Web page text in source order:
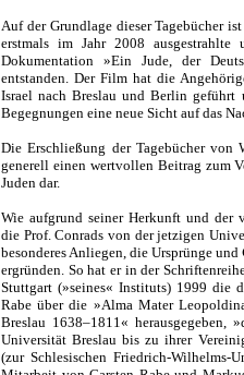
Auf der Grundlage dieser Tagebücher
erstmals im Jahr 2008 ausgestrahlte
Dokumentation »Ein Jude, der
entstanden. Der Film hat die
Israel nach Breslau und Berlin
Begegnungen eine neue Sicht auf das
Die Erschließung der Tagebücher
generell einen wertvollen Beitrag zum
Juden dar.
Wie aufgrund seiner Herkunft und der
die Prof. Conrads von der jetzigen
besonderes Anliegen, die Ursprünge und
ergründen. So hat er in der
Stuttgart (»seines« Instituts) 1999 die
Rabe über die »Alma Mater
Breslau 1638–1811« herausgegeben,
Universität Breslau bis zu ihrer
(zur Schlesischen Friedrich-